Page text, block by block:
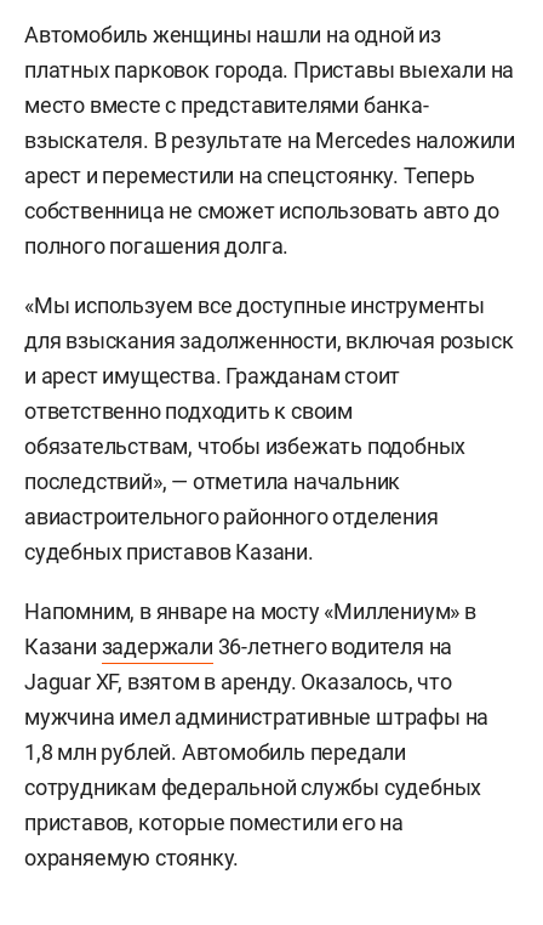
Автомобиль женщины нашли на одной из
платных парковок города. Приставы выехали на
место вместе с представителями банка-
взыскателя. В результате на Mercedes наложили
арест и переместили на спецстоянку. Теперь
собственница не сможет использовать авто до
полного погашения долга.
«Мы используем все доступные инструменты
для взыскания задолженности, включая розыск
и арест имущества. Гражданам стоит
ответственно подходить к своим
обязательствам, чтобы избежать подобных
последствий», — отметила начальник
авиастроительного районного отделения
судебных приставов Казани.
Напомним, в январе на мосту «Миллениум» в
Казани задержали 36-летнего водителя на
Jaguar XF, взятом в аренду. Оказалось, что
мужчина имел административные штрафы на
1,8 млн рублей. Автомобиль передали
сотрудникам федеральной службы судебных
приставов, которые поместили его на
охраняемую стоянку.